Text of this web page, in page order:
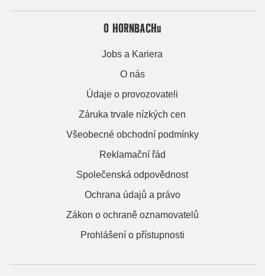
O HORNBACHu
Jobs a Kariera
O nás
Údaje o provozovateli
Záruka trvale nízkých cen
Všeobecné obchodní podmínky
Reklamační řád
Společenská odpovědnost
Ochrana údajů a právo
Zákon o ochraně oznamovatelů
Prohlášení o přístupnosti